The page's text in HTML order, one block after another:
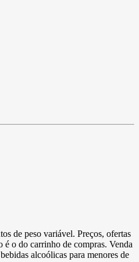
de peso variável. Preços, ofertas
o do carrinho de compras. Venda
alcoólicas para menores de